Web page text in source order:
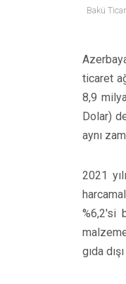
Bakü
ticaret
8,9
Dolar)
aynı
2021
%6,2'si
gıda